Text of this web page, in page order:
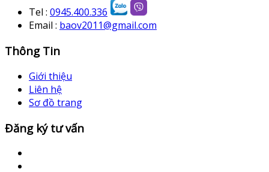
Tel : 0945.400.336
Email : baov2011@gmail.com
Thông Tin
Giới thiệu
Liên hệ
Sơ đồ trang
Đăng ký tư vấn